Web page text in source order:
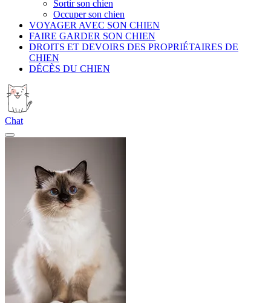
Sortir son chien
Occuper son chien
VOYAGER AVEC SON CHIEN
FAIRE GARDER SON CHIEN
DROITS ET DEVOIRS DES PROPRIÉTAIRES DE
CHIEN
DÉCÈS DU CHIEN
Chat